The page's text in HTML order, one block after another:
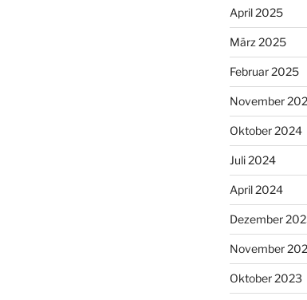
April 2025
März 2025
Februar 2025
November
Oktober 2024
Juli 2024
April 2024
Dezember
November
Oktober 2023